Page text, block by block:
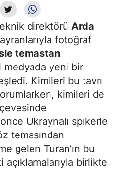
direktörü Arda
fotoğraf
temastan
medyada yeni bir
Kimileri bu tavrı
kimileri de
Ukraynalı spikerle
temasından
gelen Turan’ın bu
açıklamalarıyla birlikte